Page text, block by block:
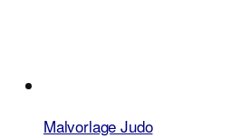
Malvorlage Judo